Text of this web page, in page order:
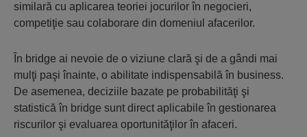
similară cu aplicarea teoriei jocurilor în negocieri,
competiţie sau colaborare din domeniul afacerilor.
În bridge ai nevoie de o viziune clară şi de a gândi mai
mulţi paşi înainte, o abilitate indispensabilă în business.
De asemenea, deciziile bazate pe probabilităţi şi
statistică în bridge sunt direct aplicabile în gestionarea
riscurilor şi evaluarea oportunităţilor în afaceri.